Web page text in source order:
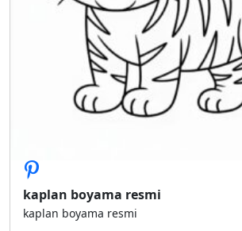
kaplan boyama resmi
kaplan boyama resmi